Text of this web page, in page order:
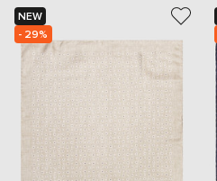
NEW
- 29%